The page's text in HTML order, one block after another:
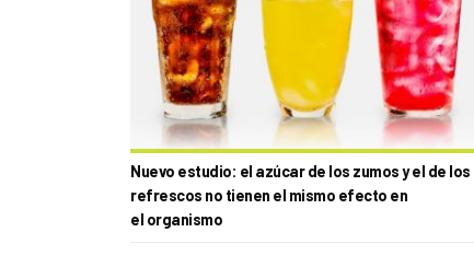
Nuevo estudio: el azúcar de los zumos y el de los
refrescos no tienen el mismo efecto en
el organismo